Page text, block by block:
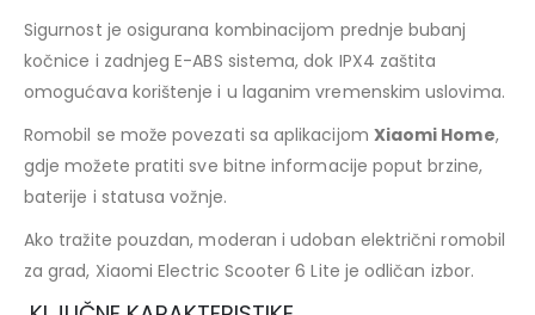
Sigurnost je osigurana kombinacijom prednje bubanj
kočnice i zadnjeg E-ABS sistema, dok IPX4 zaštita
omogućava korištenje i u laganim vremenskim uslovima.
Romobil se može povezati sa aplikacijom Xiaomi Home,
gdje možete pratiti sve bitne informacije poput brzine,
baterije i statusa vožnje.
Ako tražite pouzdan, moderan i udoban električni romobil
za grad, Xiaomi Electric Scooter 6 Lite je odličan izbor.